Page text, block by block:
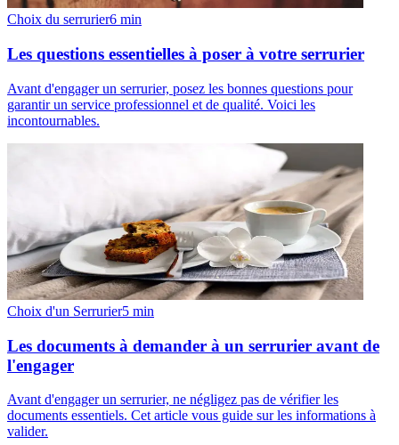
Choix du serrurier6 min
Les questions essentielles à poser à votre serrurier
Avant d'engager un serrurier, posez les bonnes questions pour
garantir un service professionnel et de qualité. Voici les
incontournables.
Choix d'un Serrurier5 min
Les documents à demander à un serrurier avant de
l'engager
Avant d'engager un serrurier, ne négligez pas de vérifier les
documents essentiels. Cet article vous guide sur les informations à
valider.